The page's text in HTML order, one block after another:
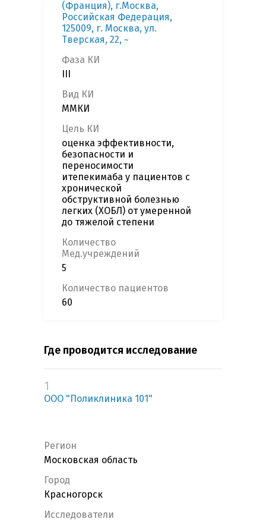
(Франция), г.Москва,
Российская Федерация,
125009, г. Москва, ул.
Тверская, 22, ~
Фаза КИ
Вид КИ
ММКИ
Цель КИ
оценка эффективности,
безопасности и
переносимости
итепекимаба у пациентов с
хронической
обструктивной болезнью
легких (ХОБЛ) от умеренной
до тяжелой степени
Количество
Мед.учреждений
5
Количество пациентов
60
Где проводится исследование
1
ООО "Поликлиника 101"
Регион
Московская область
Город
Красногорск
Исследователи